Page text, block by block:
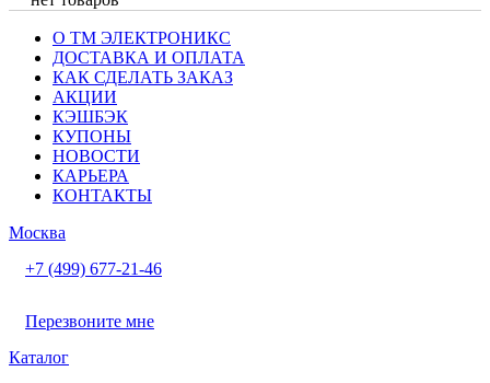
О ТМ ЭЛЕКТРОНИКС
ДОСТАВКА И ОПЛАТА
КАК СДЕЛАТЬ ЗАКАЗ
АКЦИИ
КЭШБЭК
КУПОНЫ
НОВОСТИ
КАРЬЕРА
КОНТАКТЫ
Москва
+7 (499) 677-21-46
Перезвоните мне
Каталог